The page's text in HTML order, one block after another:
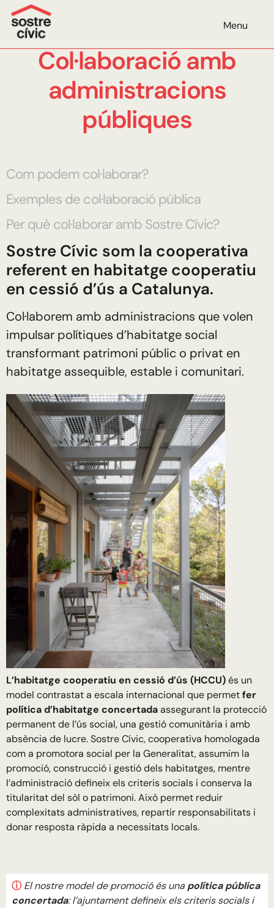
Menu
Col·laboració amb
administracions
públiques
Com podem col·laborar?
Exemples de col·laboració pública
Per què col·laborar amb Sostre Cívic?
Sostre Cívic som la cooperativa
referent en habitatge cooperatiu
en cessió d’ús a Catalunya.
Col·laborem amb administracions que volen
impulsar polítiques d’habitatge social
transformant patrimoni públic o privat en
habitatge assequible, estable i comunitari.
L’habitatge cooperatiu en cessió d’ús (HCCU)és un
model contrastat a escala internacional que permetfer
política d’habitatge concertadaassegurant la protecció
permanent de l’ús social, una gestió comunitària i amb
absència de lucre. Sostre Cívic, cooperativa homologada
com a promotora social per la Generalitat, assumim la
promoció, construcció i gestió dels habitatges, mentre
l’administració defineix els criteris socials i conserva la
titularitat del sòl o patrimoni. Això permet reduir
complexitats administratives, repartir responsabilitats i
donar resposta ràpida a necessitats locals.
ⓘEl nostre model de promoció és una política pública
concertada: l’ajuntament defineix els criteris socials i